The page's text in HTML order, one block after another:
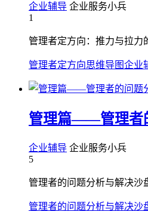
企业辅导 企业服务小兵
1
管理者定方向：推力与拉力
管理者定方向思维导图企业
管理篇——管理者
企业辅导 企业服务小兵
5
管理者的问题分析与解决沙
管理者的问题分析与解决沙